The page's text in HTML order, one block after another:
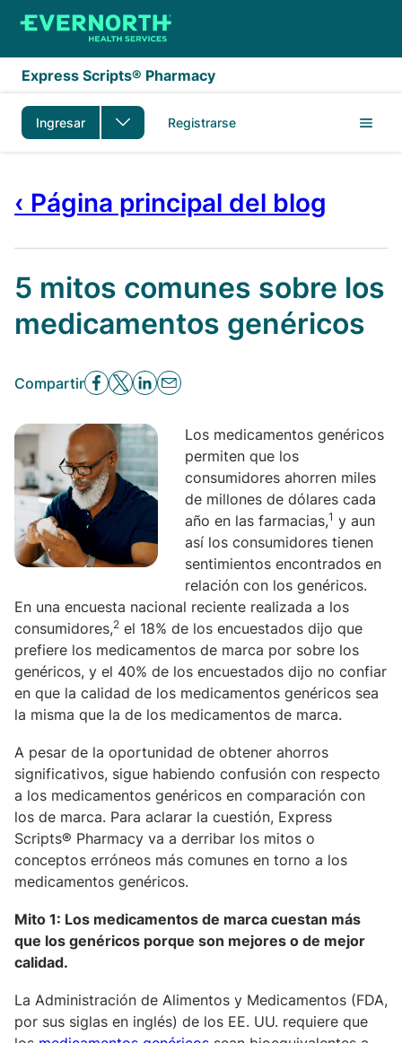
Saltar al contenido principal
Express Scripts® Pharmacy
Ingresar Registrarse
‹ Página principal del blog
5 mitos comunes sobre los
medicamentos genéricos
Compartir
Los medicamentos genéricos
permiten que los
consumidores ahorren miles
de millones de dólares cada
año en las farmacias,1 y aun
así los consumidores tienen
sentimientos encontrados en
relación con los genéricos.
En una encuesta nacional reciente realizada a los
consumidores,2 el 18% de los encuestados dijo que
prefiere los medicamentos de marca por sobre los
genéricos, y el 40% de los encuestados dijo no confiar
en que la calidad de los medicamentos genéricos sea
la misma que la de los medicamentos de marca.
A pesar de la oportunidad de obtener ahorros
significativos, sigue habiendo confusión con respecto
a los medicamentos genéricos en comparación con
los de marca. Para aclarar la cuestión, Express
Scripts® Pharmacy va a derribar los mitos o
conceptos erróneos más comunes en torno a los
medicamentos genéricos.
Mito 1: Los medicamentos de marca cuestan más
que los genéricos porque son mejores o de mejor
calidad.
La Administración de Alimentos y Medicamentos (FDA,
por sus siglas en inglés) de los EE. UU. requiere que